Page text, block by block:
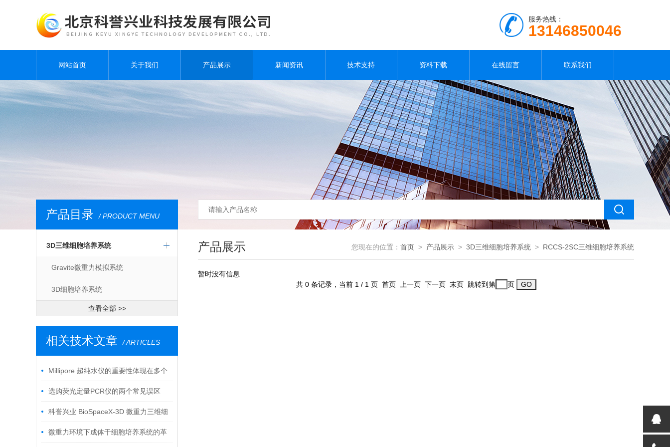
服务热线：
13146850046
网站首页 关于我们 产品展示 新闻资讯 技术支持 资料下载 在线留言 联系我们
产品目录 / PRODUCT MENU
3D三维细胞培养系统
Gravite微重力模拟系统
3D细胞培养系统
查看全部 >>
相关技术文章 / ARTICLES
Millipore 超纯水仪的重要性体现在多个
层面选购荧光定量PCR仪的两个常见误区
科誉兴业 BioSpaceX-3D 微重力三维细
胞培养系统：骨骼再生核心优势
微重力环境下成体干细胞培养系统的革
产品展示 您现在的位置： 首页 > 产品展示 > 3D三维细胞培养系统 > RCCS-2SC三维细胞培养系统
暂时没有信息
共 0 条记录，当前 1 / 1 页 首页 上一页 下一页 末页 跳转到第
页